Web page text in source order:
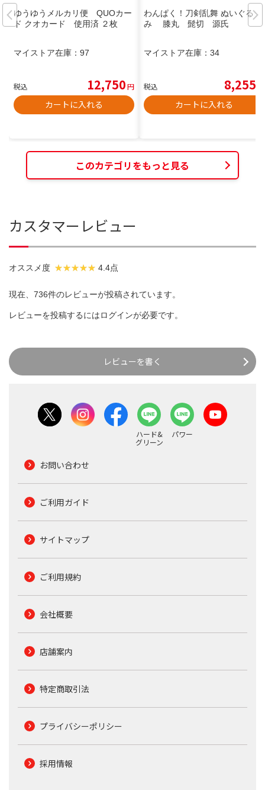
ゆうゆうメルカリ便 QUOカー
ド クオカード 使用済 ２枚
マイストア在庫： 97
税込 12,750円
カートに入れる
わんぱく！刀剣乱舞 ぬいぐる
み 膝丸 髭切 源氏
マイストア在庫： 34
税込 8,255
カートに入れる
このカテゴリをもっと見る
カスタマーレビュー
オススメ度 4.4点
現在、736件のレビューが投稿されています。
レビューを投稿するにはログインが必要です。
レビューを書く
ハード&
グリーン
パワー
お問い合わせ
ご利用ガイド
サイトマップ
ご利用規約
会社概要
店舗案内
特定商取引法
プライバシーポリシー
採用情報